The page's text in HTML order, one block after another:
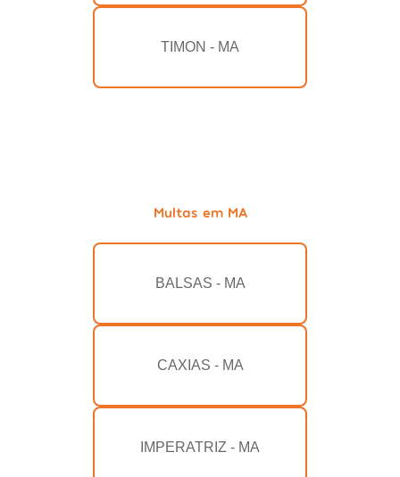
TIMON - MA
Multas em MA
BALSAS - MA
CAXIAS - MA
IMPERATRIZ - MA